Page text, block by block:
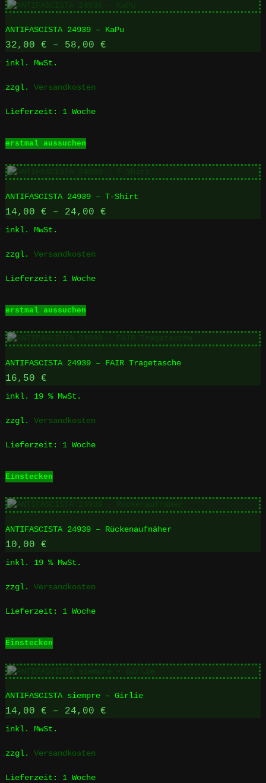
mehrere
auf.
Die
Produktseite
ANTIFASCISTA 24939 – KaPu
32,00 € – 58,00 €
inkl. MwSt.
zzgl. Versandkosten
Lieferzeit: 1 Woche
erstmal aussuchenProdukt
mehrere
auf.
Die
ANTIFASCISTA 24939 – T-Shirt
14,00 € – 24,00 €
inkl. MwSt.
zzgl. Versandkosten
Lieferzeit: 1 Woche
erstmal aussuchenProdukt
mehrere
auf.
Produktseite
ANTIFASCISTA 24939 – FAIR Tragetasche
16,50 €
inkl. 19 % MwSt.
zzgl. Versandkosten
Lieferzeit: 1 Woche
Einstecken
ANTIFASCISTA 24939 – Rückenaufnäher
10,00 €
inkl. 19 % MwSt.
zzgl. Versandkosten
Lieferzeit: 1 Woche
Einstecken
ANTIFASCISTA siempre – Girlie
14,00 € – 24,00 €
inkl. MwSt.
zzgl. Versandkosten
Lieferzeit: 1 Woche